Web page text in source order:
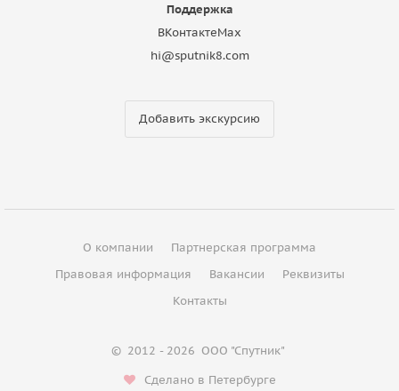
Поддержка
ВКонтактеMax
hi@sputnik8.com
Добавить экскурсию
О компании
Партнерская программа
Правовая информация
Вакансии
Реквизиты
Контакты
© 2012 - 2026 ООО "Спутник"
Сделано в Петербурге